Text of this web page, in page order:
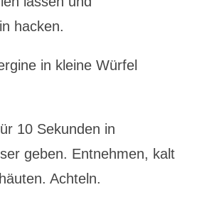
hacken.
in kleine Würfel
10 Sekunden in
geben. Entnehmen, kalt
Achteln.